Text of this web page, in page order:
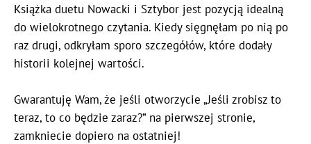
Książka duetu Nowacki i Sztybor jest pozycją idealną
do wielokrotnego czytania. Kiedy sięgnęłam po nią po
raz drugi, odkryłam sporo szczegółów, które dodały
historii kolejnej wartości.
Gwarantuję Wam, że jeśli otworzycie „Jeśli zrobisz to
teraz, to co będzie zaraz?” na pierwszej stronie,
zamkniecie dopiero na ostatniej!